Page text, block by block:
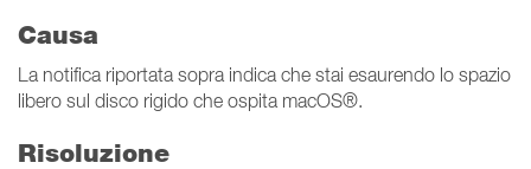
Causa
La notifica riportata sopra indica che stai esaurendo lo spazio
libero sul disco rigido che ospita macOS®.
Risoluzione